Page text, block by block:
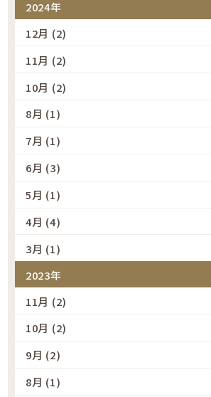
2024年
12月 (2)
11月 (2)
10月 (2)
8月 (1)
7月 (1)
6月 (3)
5月 (1)
4月 (4)
3月 (1)
2023年
11月 (2)
10月 (2)
9月 (2)
8月 (1)